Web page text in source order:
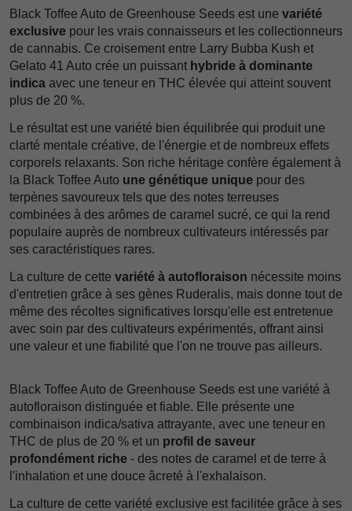
Black Toffee Auto de Greenhouse Seeds est une variété
exclusive pour les vrais connaisseurs et les collectionneurs
de cannabis. Ce croisement entre Larry Bubba Kush et
Gelato 41 Auto crée un puissant hybride à dominante
indica avec une teneur en THC élevée qui atteint souvent
plus de 20 %.
Le résultat est une variété bien équilibrée qui produit une
clarté mentale créative, de l'énergie et de nombreux effets
corporels relaxants. Son riche héritage confère également à
la Black Toffee Auto une génétique unique pour des
terpènes savoureux tels que des notes terreuses
combinées à des arômes de caramel sucré, ce qui la rend
populaire auprès de nombreux cultivateurs intéressés par
ses caractéristiques rares.
La culture de cette variété à autofloraison nécessite moins
d'entretien grâce à ses gènes Ruderalis, mais donne tout de
même des récoltes significatives lorsqu'elle est entretenue
avec soin par des cultivateurs expérimentés, offrant ainsi
une valeur et une fiabilité que l'on ne trouve pas ailleurs.
Black Toffee Auto de Greenhouse Seeds est une variété à
autofloraison distinguée et fiable. Elle présente une
combinaison indica/sativa attrayante, avec une teneur en
THC de plus de 20 % et un profil de saveur
profondément riche - des notes de caramel et de terre à
l'inhalation et une douce âcreté à l'exhalaison.
La culture de cette variété exclusive est facilitée grâce à ses